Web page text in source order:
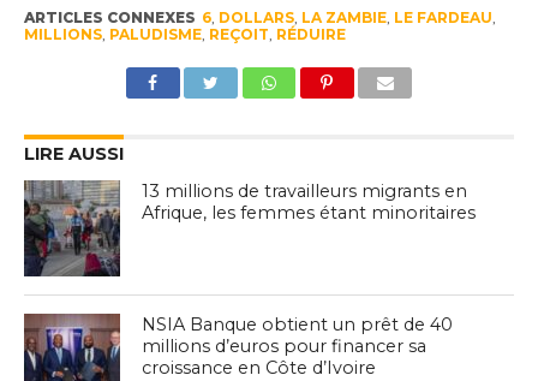
ARTICLES CONNEXES 6, DOLLARS, LA ZAMBIE, LE FARDEAU,
MILLIONS, PALUDISME, REÇOIT, RÉDUIRE
LIRE AUSSI
13 millions de travailleurs migrants en
Afrique, les femmes étant minoritaires
NSIA Banque obtient un prêt de 40
millions d’euros pour financer sa
croissance en Côte d’Ivoire